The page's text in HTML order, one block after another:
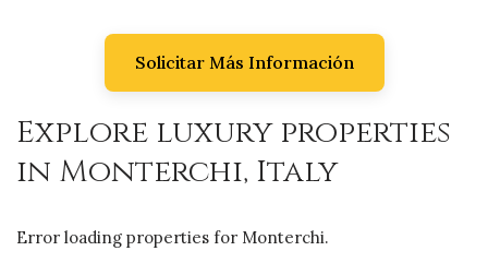
Solicitar Más Información
Explore luxury properties
in Monterchi, Italy
Error loading properties for Monterchi.